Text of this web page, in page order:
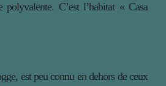
polyvalente. C’est l’habitat « Casa
est peu connu en dehors de ceux